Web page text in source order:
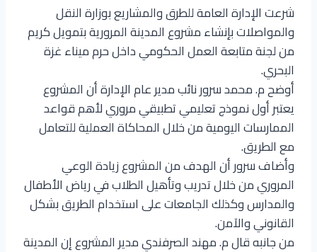
شرعت الإدارة العامة للطرق والمشاريع بوزارة النقل
والمواصلات بإنشاء مشروع المدينة المرورية بتمويل كريم
من لجنة متابعة العمل الحكومي داخل حرم ميناء غزة
البحري.
أوضح م. محمد سرور نائب مدير عام الإدارة أن المشروع
يعتبر أول نموذج تعليمي تطبيقي مروري لأهم قواعد
الممارسات اليومية من خلال المحاكاة العملية للتعامل
مع الطريق.
وأضاف سرور أن الهدف من المشروع زيادة الوعي
المروري من خلال تدريب وتأهيل الطلاب في رياض الأطفال
والمدارس وكذلك الجامعات على استخدام الطريق بشكل
القانوني والآمن.
من جانبه قال م. مهند الصرفندي مدير المشروع إن المدينة